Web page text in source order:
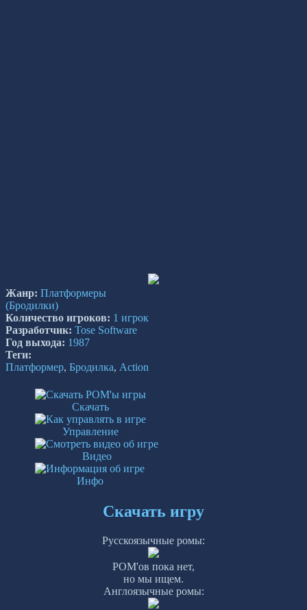
Жанр: Платформеры
(Бродилки)
Количество игроков: 1 игрок
Разработчик: Tose Software
Год выхода: 1987
Теги:
Платформер, Бродилка, Action
Скачать
Управление
Видео
Инфо
Скачать игру
Русскоязычные ромы:
РОМ'ов пока нет,
но мы ищем.
Англоязычные ромы: